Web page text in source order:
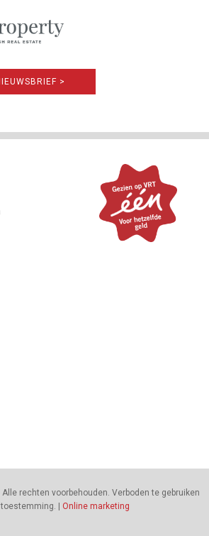
>
Alle rechten voorbehouden. Verboden te gebruiken
| Online marketing